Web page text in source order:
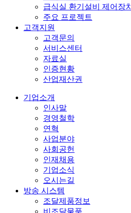
급식실 환기설비 제어장치
주요 프로젝트
고객지원
고객문의
서비스센터
자료실
인증현황
산업재산권
기업소개
인사말
경영철학
연혁
사업분야
사회공헌
인재채용
기업소식
오시는길
방송 시스템
조달제품정보